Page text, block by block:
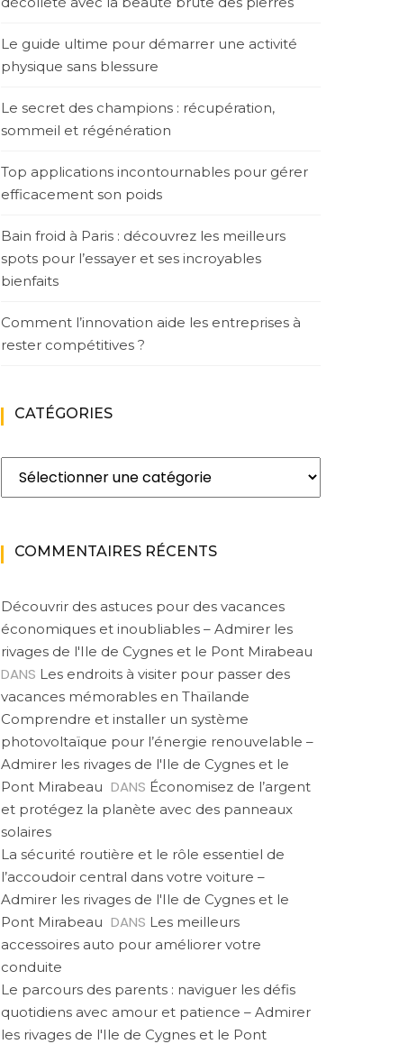
Le guide ultime pour démarrer une activité
physique sans blessure
Le secret des champions : récupération,
sommeil et régénération
Top applications incontournables pour gérer
efficacement son poids
Bain froid à Paris : découvrez les meilleurs
spots pour l’essayer et ses incroyables
bienfaits
Comment l’innovation aide les entreprises à
rester compétitives ?
CATÉGORIES
Catégories
COMMENTAIRES RÉCENTS
Découvrir des astuces pour des vacances
économiques et inoubliables – Admirer les
rivages de l'Ile de Cygnes et le Pont Mirabeau
DANS Les endroits à visiter pour passer des
vacances mémorables en Thaïlande
Comprendre et installer un système
photovoltaïque pour l’énergie renouvelable –
Admirer les rivages de l'Ile de Cygnes et le
Pont Mirabeau DANS Économisez de l’argent
et protégez la planète avec des panneaux
solaires
La sécurité routière et le rôle essentiel de
l’accoudoir central dans votre voiture –
Admirer les rivages de l'Ile de Cygnes et le
Pont Mirabeau DANS Les meilleurs
accessoires auto pour améliorer votre
conduite
Le parcours des parents : naviguer les défis
quotidiens avec amour et patience – Admirer
les rivages de l'Ile de Cygnes et le Pont